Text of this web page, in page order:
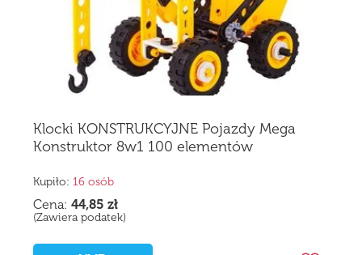
Klocki KONSTRUKCYJNE Pojazdy Mega
Konstruktor 8w1 100 elementów
Kupiło: 16 osób
Cena: 44,85 zł
(Zawiera podatek)